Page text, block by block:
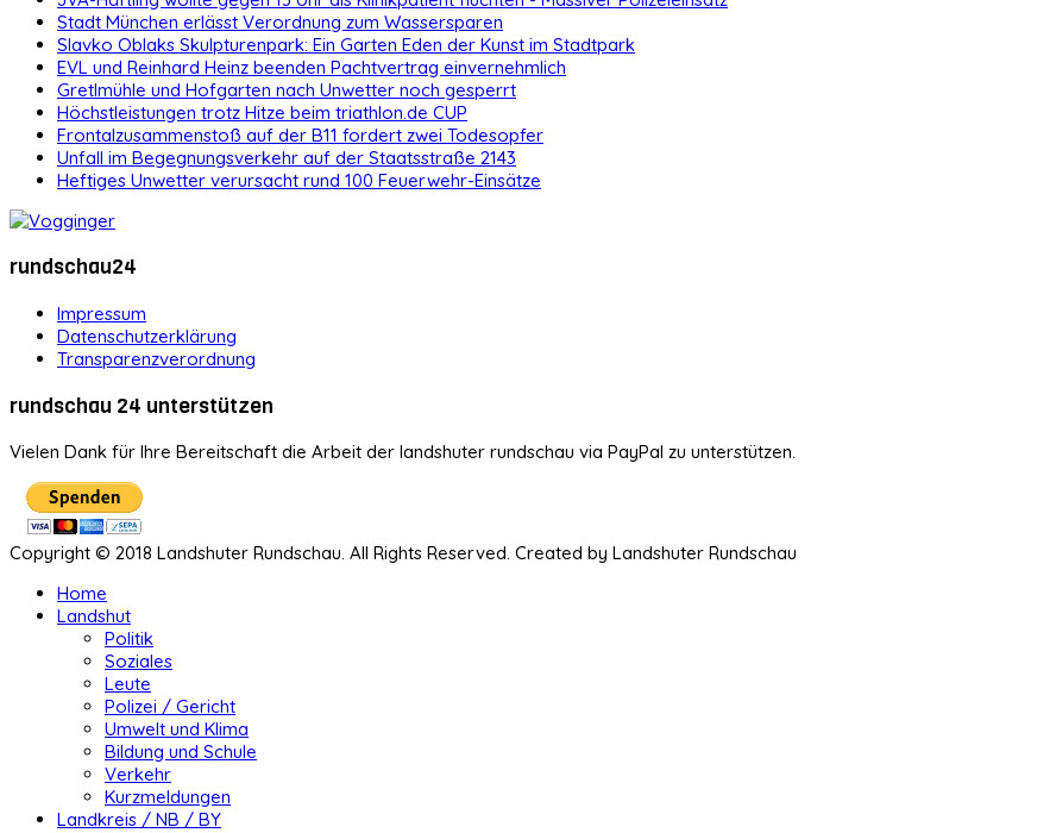
Stadt München erlässt Verordnung zum Wassersparen
Slavko Oblaks Skulpturenpark: Ein Garten Eden der Kunst im Stadtpark
EVL und Reinhard Heinz beenden Pachtvertrag einvernehmlich
Gretlmühle und Hofgarten nach Unwetter noch gesperrt
Höchstleistungen trotz Hitze beim triathlon.de CUP
Frontalzusammenstoß auf der B11 fordert zwei Todesopfer
Unfall im Begegnungsverkehr auf der Staatsstraße 2143
Heftiges Unwetter verursacht rund 100 Feuerwehr-Einsätze
rundschau24
Impressum
Datenschutzerklärung
Transparenzverordnung
rundschau 24 unterstützen
Vielen Dank für Ihre Bereitschaft die Arbeit der landshuter rundschau via PayPal zu unterstützen.
Copyright © 2018 Landshuter Rundschau. All Rights Reserved. Created by Landshuter Rundschau
Home
Landshut
Politik
Soziales
Leute
Polizei / Gericht
Umwelt und Klima
Bildung und Schule
Verkehr
Kurzmeldungen
Landkreis / NB / BY